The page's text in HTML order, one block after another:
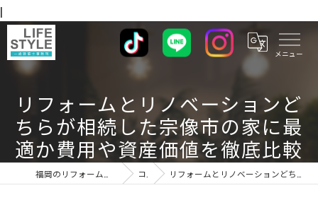
|
リフォームとリノベーションど
ちらが相続した宗像市の家に最
適か費用や資産価値を徹底比較
コラム リフォームとリノベーションどちらが相続した宗像市の家に最適か費用や資産価値を徹底比較